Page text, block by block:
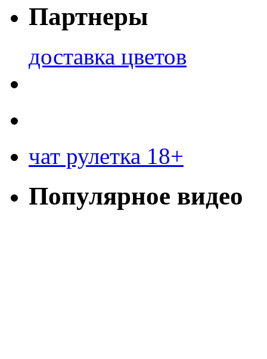
Партнеры
доставка цветов
чат рулетка 18+
Популярное видео